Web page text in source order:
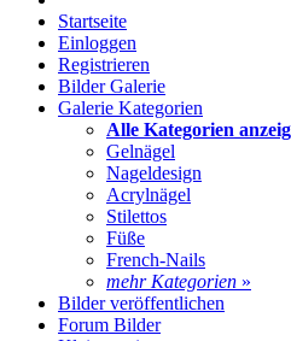
Startseite
Einloggen
Registrieren
Bilder Galerie
Galerie Kategorien
Alle Kategorien
Gelnägel
Nageldesign
Acrylnägel
Stilettos
Füße
French-Nails
mehr Kategorien »
Bilder veröffentlichen
Forum Bilder